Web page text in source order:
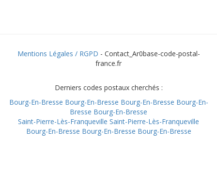
Mentions Légales / RGPD - Contact_Ar0base-code-postal-
france.fr
Derniers codes postaux cherchés :
Bourg-En-Bresse Bourg-En-Bresse Bourg-En-Bresse Bourg-En-
Bresse Bourg-En-Bresse
Saint-Pierre-Lès-Franqueville Saint-Pierre-Lès-Franqueville
Bourg-En-Bresse Bourg-En-Bresse Bourg-En-Bresse